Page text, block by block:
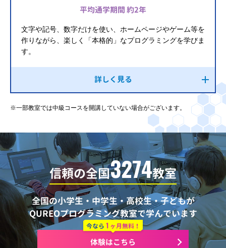
平均通学期間 約2年
文字や記号、数字だけを使い、ホームページやゲーム等を
作りながら、楽しく「本格的」なプログラミングを学びま
す。
詳しく見る
※一部教室では中級コースを開講していない場合がございます。
信頼の全国3274教室
全国の小学生・中学生・高校生・子どもが
QUREOプログラミング教室で学んでいます
今なら 1 ヶ月無料！
体験はこちら